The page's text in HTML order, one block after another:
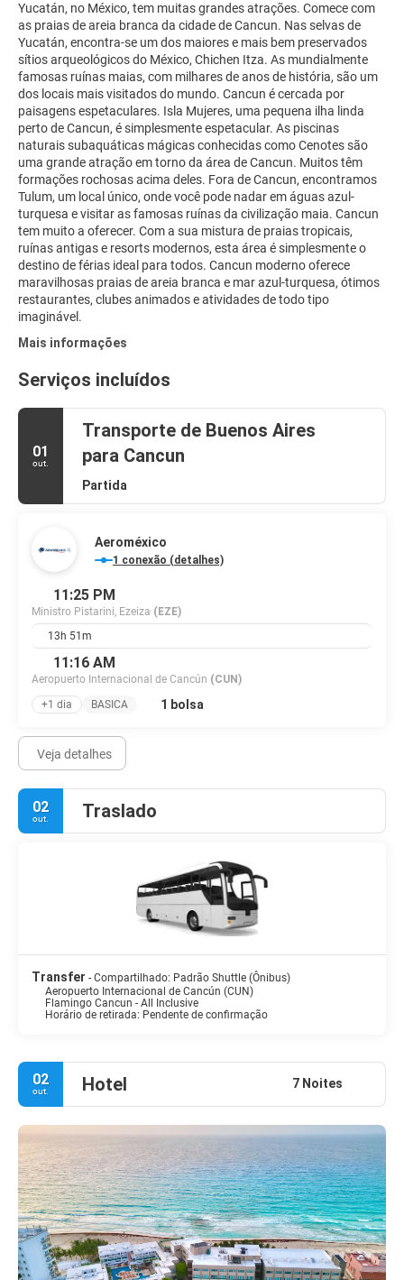
Yucatán, no México, tem muitas grandes atrações. Comece com
as praias de areia branca da cidade de Cancun. Nas selvas de
Yucatán, encontra-se um dos maiores e mais bem preservados
sítios arqueológicos do México, Chichen Itza. As mundialmente
famosas ruínas maias, com milhares de anos de história, são um
dos locais mais visitados do mundo. Cancun é cercada por
paisagens espetaculares. Isla Mujeres, uma pequena ilha linda
perto de Cancun, é simplesmente espetacular. As piscinas
naturais subaquáticas mágicas conhecidas como Cenotes são
uma grande atração em torno da área de Cancun. Muitos têm
formações rochosas acima deles. Fora de Cancun, encontramos
Tulum, um local único, onde você pode nadar em águas azul-
turquesa e visitar as famosas ruínas da civilização maia. Cancun
tem muito a oferecer. Com a sua mistura de praias tropicais,
ruínas antigas e resorts modernos, esta área é simplesmente o
destino de férias ideal para todos. Cancun moderno oferece
maravilhosas praias de areia branca e mar azul-turquesa, ótimos
restaurantes, clubes animados e atividades de todo tipo
imaginável.
Mais informações
Serviços incluídos
01
out.
Transporte de Buenos Aires
para Cancun
Partida
Aeroméxico
1 conexão (detalhes)
11:25 PM
Ministro Pistarini, Ezeiza (EZE)
13h 51m
11:16 AM
Aeropuerto Internacional de Cancún (CUN)
+1 dia
BASICA 1 bolsa
Veja detalhes
02
out. Traslado
Transfer - Compartilhado: Padrão Shuttle (Ônibus)
Aeropuerto Internacional de Cancún (CUN)
Flamingo Cancun - All Inclusive
Horário de retirada: Pendente de confirmação
02
out. Hotel 7 Noites